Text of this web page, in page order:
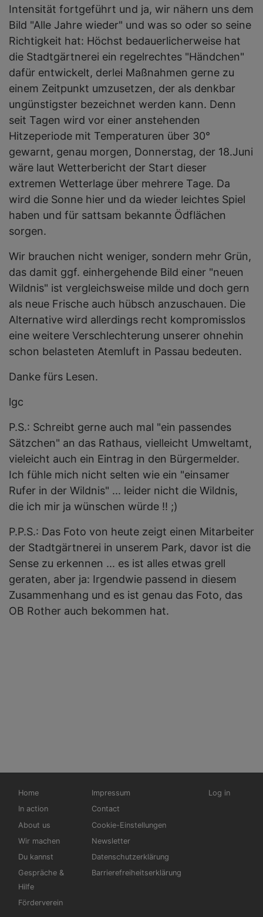
Intensität fortgeführt und ja, wir nähern uns dem
Bild "Alle Jahre wieder" und was so oder so seine
Richtigkeit hat: Höchst bedauerlicherweise hat
die Stadtgärtnerei ein regelrechtes "Händchen"
dafür entwickelt, derlei Maßnahmen gerne zu
einem Zeitpunkt umzusetzen, der als denkbar
ungünstigster bezeichnet werden kann. Denn
seit Tagen wird vor einer anstehenden
Hitzeperiode mit Temperaturen über 30°
gewarnt, genau morgen, Donnerstag, der 18.Juni
wäre laut Wetterbericht der Start dieser
extremen Wetterlage über mehrere Tage. Da
wird die Sonne hier und da wieder leichtes Spiel
haben und für sattsam bekannte Ödflächen
sorgen.
Wir brauchen nicht weniger, sondern mehr Grün,
das damit ggf. einhergehende Bild einer "neuen
Wildnis" ist vergleichsweise milde und doch gern
als neue Frische auch hübsch anzuschauen. Die
Alternative wird allerdings recht kompromisslos
eine weitere Verschlechterung unserer ohnehin
schon belasteten Atemluft in Passau bedeuten.
Danke fürs Lesen.
lgc
P.S.: Schreibt gerne auch mal "ein passendes
Sätzchen" an das Rathaus, vielleicht Umweltamt,
vieleicht auch ein Eintrag in den Bürgermelder.
Ich fühle mich nicht selten wie ein "einsamer
Rufer in der Wildnis" ... leider nicht die Wildnis,
die ich mir ja wünschen würde !! ;)
P.P.S.: Das Foto von heute zeigt einen Mitarbeiter
der Stadtgärtnerei in unserem Park, davor ist die
Sense zu erkennen ... es ist alles etwas grell
geraten, aber ja: Irgendwie passend in diesem
Zusammenhang und es ist genau das Foto, das
OB Rother auch bekommen hat.
Hauptnavigation
Home
In action
About us
Wir machen
Du kannst
Gespräche &
Hilfe
Förderverein
Fußbereichsmenü
Impressum
Contact
Cookie-Einstellungen
Newsletter
Datenschutzerklärung
Barrierefreiheitserklärung
Log in